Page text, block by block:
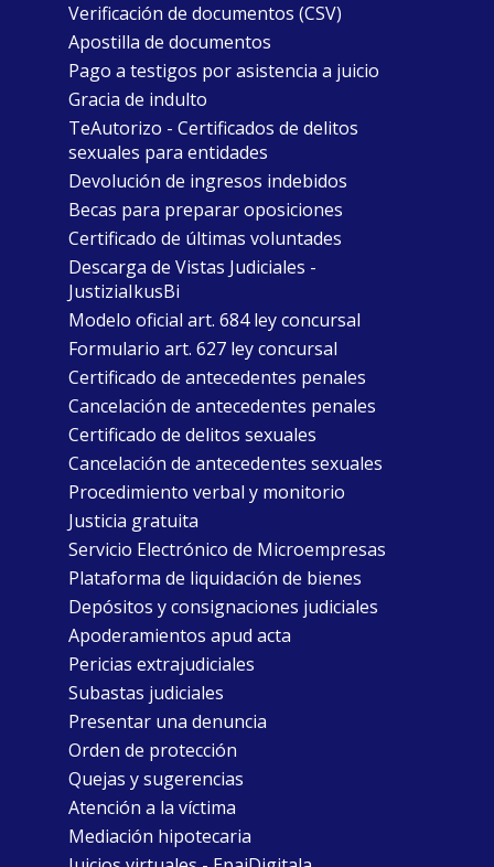
Verificación de documentos (CSV)
Apostilla de documentos
Pago a testigos por asistencia a juicio
Gracia de indulto
TeAutorizo - Certificados de delitos
sexuales para entidades
Devolución de ingresos indebidos
Becas para preparar oposiciones
Certificado de últimas voluntades
Descarga de Vistas Judiciales -
JustiziaIkusBi
Modelo oficial art. 684 ley concursal
Formulario art. 627 ley concursal
Certificado de antecedentes penales
Cancelación de antecedentes penales
Certificado de delitos sexuales
Cancelación de antecedentes sexuales
Procedimiento verbal y monitorio
Justicia gratuita
Servicio Electrónico de Microempresas
Plataforma de liquidación de bienes
Depósitos y consignaciones judiciales
Apoderamientos apud acta
Pericias extrajudiciales
Subastas judiciales
Presentar una denuncia
Orden de protección
Quejas y sugerencias
Atención a la víctima
Mediación hipotecaria